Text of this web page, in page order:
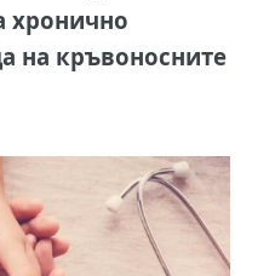
хронично
на кръвоносните